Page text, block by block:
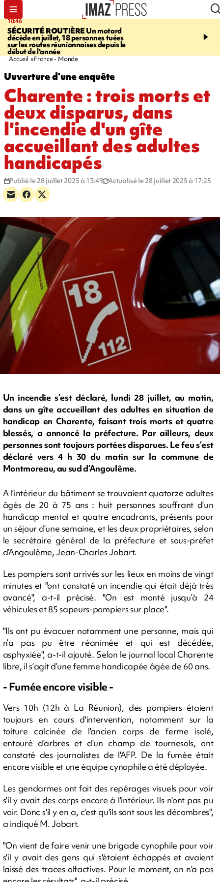
10:46
SÉCURITÉ ROUTIÈREUn motard
décède en juillet, 18 personnes tuées
sur les routes réunionnaises depuis le
début de l'année
13:49
mineurs - un courrier
Accueil France - Monde
Uuverture d’une enquête
Charente : trois morts et
deux disparus, dans
l'incendie d'un gîte
accueillant des adultes
handicapés
Publié le 28 juillet 2025 à 13:49 Actualisé le 28 juillet 2025 à 17:25
Un incendie s’est déclaré, lundi 28 juillet, au matin,
dans un gîte accueillant des adultes en situation de
handicap en Charente, faisant trois morts et quatre
blessés, a annoncé la préfecture. Par ailleurs, deux
personnes sont toujours portées disparues. Le feu s’est
déclaré vers 4 h 30 du matin sur la commune de
Montmoreau, au sud d’Angoulême.
A l’intérieur du bâtiment se trouvaient quatorze adultes
âgés de 20 à 75 ans : huit personnes souffrant d’un
handicap mental et quatre encadrants, présents pour
un séjour d’une semaine, et les deux propriétaires, selon
le secrétaire général de la préfecture et sous-préfet
d’Angoulême, Jean-Charles Jobart.
Les pompiers sont arrivés sur les lieux en moins de vingt
minutes et "ont constaté un incendie qui était déjà très
avancé", a-t-il précisé. "On est monté jusqu’à 24
véhicules et 85 sapeurs-pompiers sur place".
"Ils ont pu évacuer notamment une personne, mais qui
n’a pas pu être réanimée et qui est décédée,
asphyxiée", a-t-il ajouté. Selon le journal local Charente
libre, il s’agit d’une femme handicapée âgée de 60 ans.
- Fumée encore visible -
Vers 10h (12h à La Réunion), des pompiers étaient
toujours en cours d'intervention, notamment sur la
toiture calcinée de l'ancien corps de ferme isolé,
entouré d'arbres et d'un champ de tournesols, ont
constaté des journalistes de l'AFP. De la fumée était
encore visible et une équipe cynophile a été déployée.
Les gendarmes ont fait des repérages visuels pour voir
s'il y avait des corps encore à l'intérieur. Ils n'ont pas pu
voir. Donc s'il y en a, c'est qu'ils sont sous les décombres",
a indiqué M. Jobart.
"On vient de faire venir une brigade cynophile pour voir
s'il y avait des gens qui s'étaient échappés et avaient
laissé des traces olfactives. Pour le moment, on n'a pas